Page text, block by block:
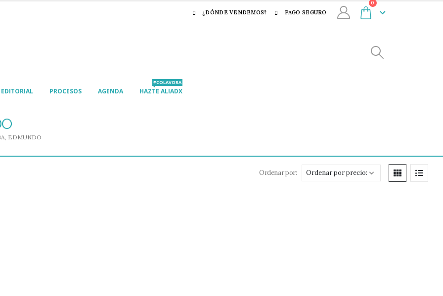
¿DÓNDE VENDEMOS? PAGO SEGURO
0
EDITORIAL PROCESOS AGENDA HAZTE ALIADX
#COLAVORA
EDMUNDO
Ordenar por: